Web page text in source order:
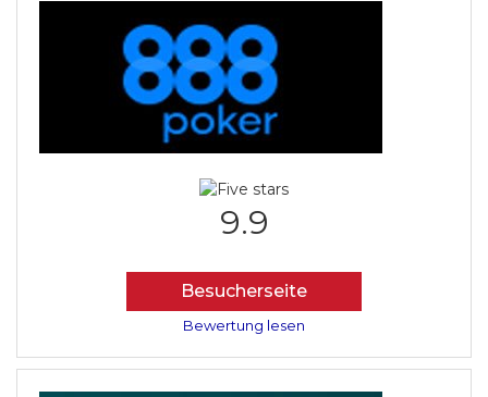
9.9
Besucherseite
Bewertung lesen